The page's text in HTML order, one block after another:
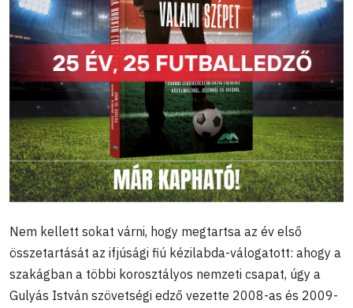
Nem kellett sokat várni, hogy megtartsa az év első
összetartását az ifjúsági fiú kézilabda-válogatott: ahogy a
szakágban a többi korosztályos nemzeti csapat, úgy a
Gulyás István szövetségi edző vezette 2008-as és 2009-